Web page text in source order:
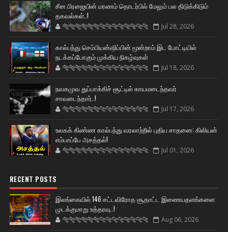
சீன பிரஜையின் மரணம் தொடர்பில் மேலும் பல திடுக்கிடும்
தகவல்கள்..!
🐅🐅🐅🐅🐅🐅🐆🐆🐆🐆🐆🐆🐆🐆 Jul 28, 2026
கால்பந்து செம்பியன்ஷிப்பின் மூன்றாம் இட போட்டியில்
நடக்கப்போகும் முக்கிய நிகழ்வுகள்
🐅🐅🐅🐅🐅🐅🐆🐆🐆🐆🐆🐆🐆🐆 Jul 18, 2026
நவகமுவ துப்பாக்கிச் சூட்டில் காயமடைந்தவர்
சாவடைந்தார்..!
🐅🐅🐅🐅🐅🐅🐆🐆🐆🐆🐆🐆🐆🐆 Jul 17, 2026
உலகக் கிண்ண கால்பந்து வரலாற்றில் புதிய சாதனை: கிலியன்
எம்பாப்பே அசத்தல்!
🐅🐅🐅🐅🐅🐅🐆🐆🐆🐆🐆🐆🐆🐆 Jul 01, 2026
RECENT POSTS
இலங்கையில் 146 சட்டவிரோத சூதாட்ட இணையதளங்களை
முடக்குமாறு உத்தரவு..!
🐅🐅🐅🐅🐅🐅🐆🐆🐆🐆🐆🐆🐆🐆 Aug 06, 2026